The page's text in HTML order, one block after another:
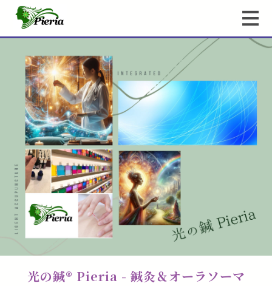
光の鍼®️ Pieria - 鍼灸＆オーラソーマ